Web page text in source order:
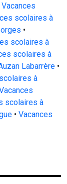
Vacances
scolaires à
•
scolaires à
scolaires à
Labarrère •
à
scolaires à
• Vacances